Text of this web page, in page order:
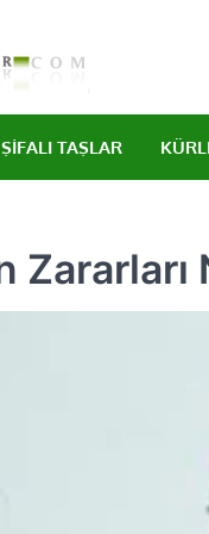
ŞIFALI TAŞLAR